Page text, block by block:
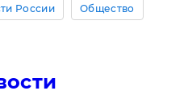
России Общество